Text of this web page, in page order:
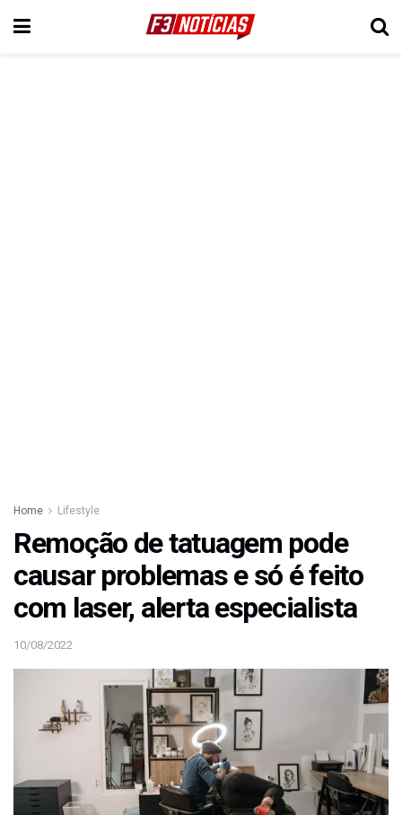
Home Lifestyle
Remoção de tatuagem pode
causar problemas e só é feito
com laser, alerta especialista
10/08/2022